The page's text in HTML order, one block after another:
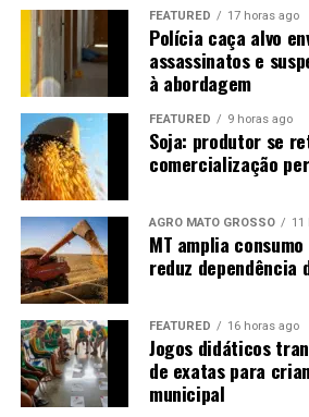
contramão da realidade nacional. A
tem mais mulheres do que homens,
mortalidade masculina mais
segundo especialistas ouvidos pelo
O novo retrato dos solteiros no Brasil — Foto:
FEATURED 17 horas ago
Polícia caça alvo
assassinatos e
à abordagem
FEATURED 9 horas ago
Soja: produtor se
comercialização
AGRO MATO GROSSO 11
MT amplia
reduz dependência
FEATURED 16 horas ago
Jogos didáticos
de exatas para
municipal